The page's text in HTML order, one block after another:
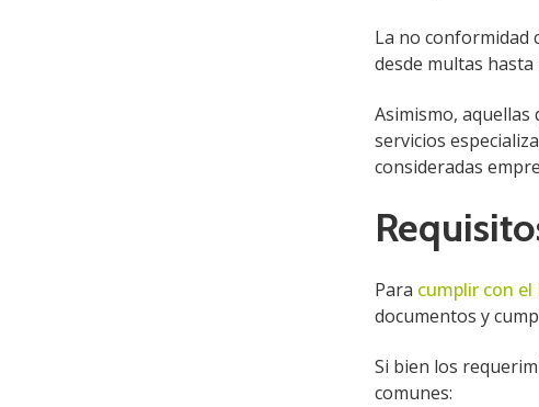
La no conformidad
desde multas
Asimismo,
servicios
consideradas
Para cumplir con el
documentos y
Si bien los
comunes: